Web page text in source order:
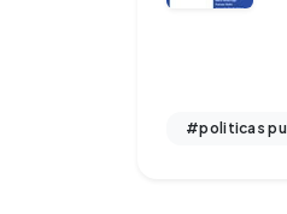
#politicas